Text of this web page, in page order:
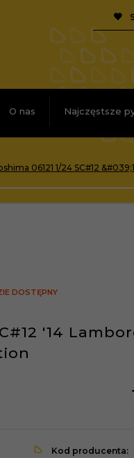
O nas Najczęstsze
06121 1/24 SC#12
DOSTĘPNY
'14
Kod producenta: